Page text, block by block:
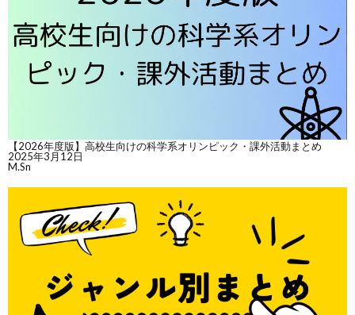
【2026年度版】高校生向けの科学系オリンピック・課外活動まとめ
2025年3月12日
M.Sn